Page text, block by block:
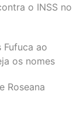
o INSS no
Fufuca ao
os nomes
Roseana